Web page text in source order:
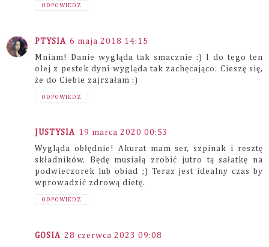
ODPOWIEDZ
PTYSIA 6 maja 2018 14:15
Mniam! Danie wygląda tak smacznie :) I do tego ten
olej z pestek dyni wygląda tak zachęcająco. Cieszę się,
że do Ciebie zajrzałam :)
ODPOWIEDZ
JUSTYSIA 19 marca 2020 00:53
Wygląda obłędnie! Akurat mam ser, szpinak i resztę
składników. Będę musiałą zrobić jutro tą sałatkę na
podwieczorek lub obiad ;) Teraz jest idealny czas by
wprowadzić zdrową dietę.
ODPOWIEDZ
GOSIA 28 czerwca 2023 09:08